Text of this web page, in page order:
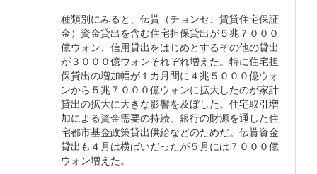
種類別にみると、伝貰（チョンセ、賃貸住宅保証
金）資金貸出を含む住宅担保貸出が５兆７０００
億ウォン、信用貸出をはじめとするその他の貸出
が３０００億ウォンそれぞれ増えた。特に住宅担
保貸出の増加幅が１カ月間に４兆５０００億ウォ
ンから５兆７０００億ウォンに拡大したのが家計
貸出の拡大に大きな影響を及ぼした。住宅取引増
加による資金需要の持続、銀行の財源を通した住
宅都市基金政策貸出供給などのためだ。伝貰資金
貸出も４月は横ばいだったが５月には７０００億
ウォン増えた。